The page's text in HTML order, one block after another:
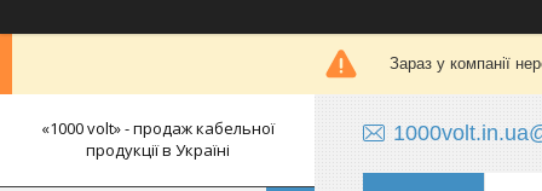
Зараз у компанії
«1000 volt» - продаж кабельної
продукції в Україні